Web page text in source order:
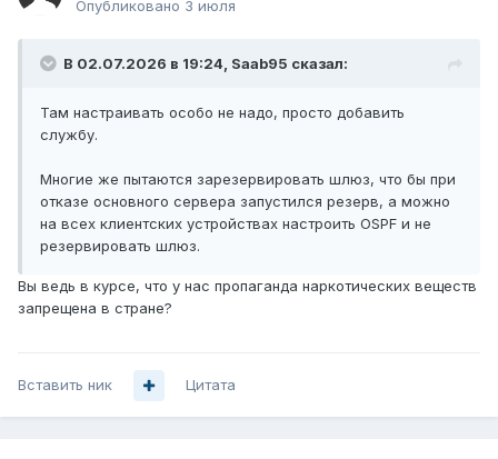
Опубликовано 3 июля
В 02.07.2026 в 19:24, Saab95 сказал:
Там настраивать особо не надо, просто добавить
службу.
Многие же пытаются зарезервировать шлюз, что бы при
отказе основного сервера запустился резерв, а можно
на всех клиентских устройствах настроить OSPF и не
резервировать шлюз.
Вы ведь в курсе, что у нас пропаганда наркотических веществ
запрещена в стране?
Вставить ник Цитата